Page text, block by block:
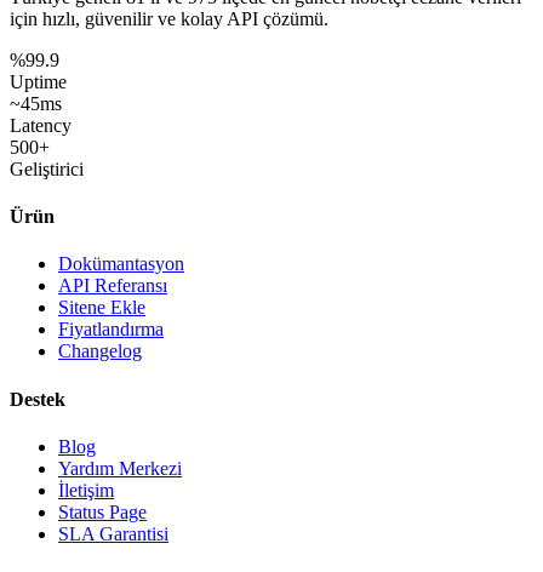
için hızlı, güvenilir ve kolay API çözümü.
%99.9
Uptime
~45ms
Latency
500+
Geliştirici
Ürün
Dokümantasyon
API Referansı
Sitene Ekle
Fiyatlandırma
Changelog
Destek
Blog
Yardım Merkezi
İletişim
Status Page
SLA Garantisi